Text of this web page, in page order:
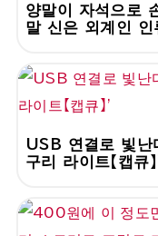
양말이 자석으로
말 신은 외계인 인
USB 연결로 빛난
구리 라이트【캡큐